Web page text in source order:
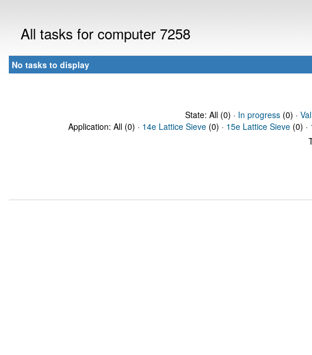
All tasks for computer 7258
No tasks to display
State: All (0) · In progress(0) ·
Application: All (0) · 14e Lattice Sieve (0) · 15e Lattice Sieve (0) ·